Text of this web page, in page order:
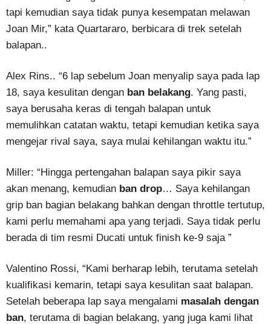
tapi kemudian saya tidak punya kesempatan melawan
Joan Mir,” kata Quartararo, berbicara di trek setelah
balapan..
Alex Rins.. “6 lap sebelum Joan menyalip saya pada lap
18, saya kesulitan dengan ban belakang. Yang pasti,
saya berusaha keras di tengah balapan untuk
memulihkan catatan waktu, tetapi kemudian ketika saya
mengejar rival saya, saya mulai kehilangan waktu itu.”
Miller: “Hingga pertengahan balapan saya pikir saya
akan menang, kemudian ban drop… Saya kehilangan
grip ban bagian belakang bahkan dengan throttle tertutup,
kami perlu memahami apa yang terjadi. Saya tidak perlu
berada di tim resmi Ducati untuk finish ke-9 saja ”
Valentino Rossi, “Kami berharap lebih, terutama setelah
kualifikasi kemarin, tetapi saya kesulitan saat balapan.
Setelah beberapa lap saya mengalami masalah dengan
ban, terutama di bagian belakang, yang juga kami lihat